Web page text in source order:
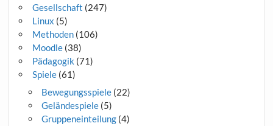
Gesellschaft (247)
Linux (5)
Methoden(106)
Moodle(38)
Pädagogik (71)
Spiele(61)
Bewegungsspiele(22)
Geländespiele(5)
Gruppeneinteilung(4)